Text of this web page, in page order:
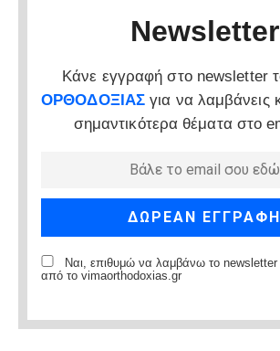
Newsletter
Κάνε εγγραφή στο newsletter
ΟΡΘΟΔΟΞΙΑΣ για να λαμβάνεις
σημαντικότερα θέματα στο
Ναι, επιθυμώ να λαμβάνω το newsletter
από το vimaorthodoxias.gr